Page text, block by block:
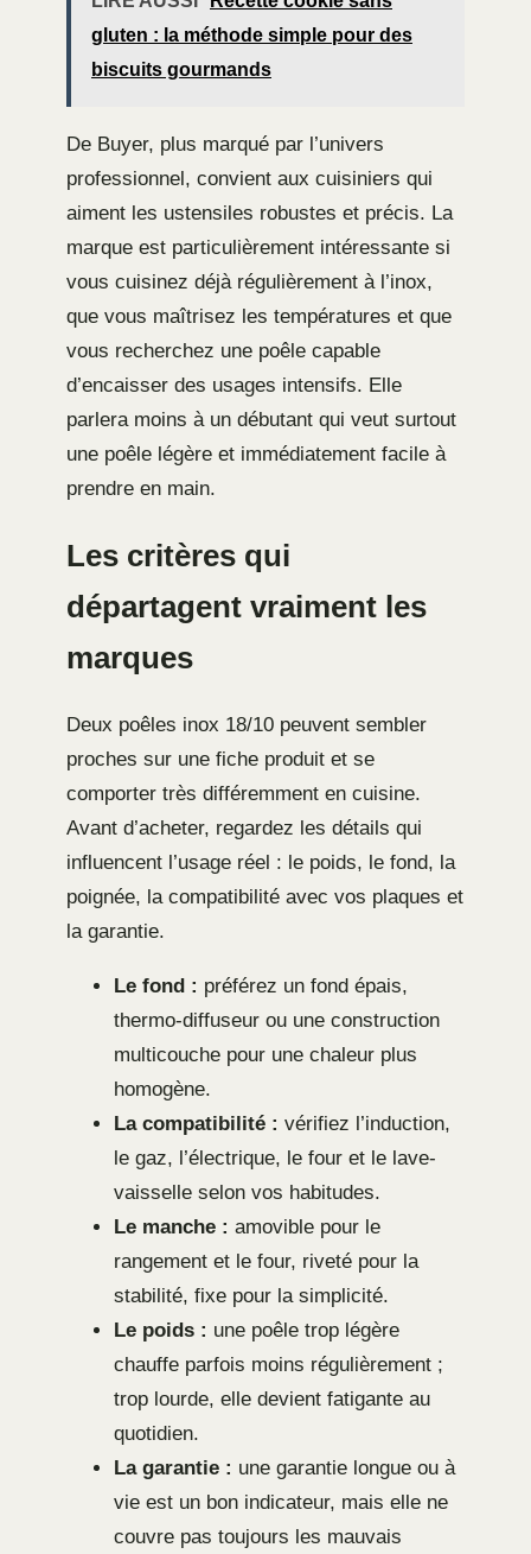
gluten : la méthode simple pour des
biscuits gourmands
De Buyer, plus marqué par l’univers
professionnel, convient aux cuisiniers qui
aiment les ustensiles robustes et précis. La
marque est particulièrement intéressante si
vous cuisinez déjà régulièrement à l’inox,
que vous maîtrisez les températures et que
vous recherchez une poêle capable
d’encaisser des usages intensifs. Elle
parlera moins à un débutant qui veut surtout
une poêle légère et immédiatement facile à
prendre en main.
Les critères qui
départagent vraiment les
marques
Deux poêles inox 18/10 peuvent sembler
proches sur une fiche produit et se
comporter très différemment en cuisine.
Avant d’acheter, regardez les détails qui
influencent l’usage réel : le poids, le fond, la
poignée, la compatibilité avec vos plaques et
la garantie.
Le fond : préférez un fond épais,
thermo-diffuseur ou une construction
multicouche pour une chaleur plus
homogène.
La compatibilité : vérifiez l’induction,
le gaz, l’électrique, le four et le lave-
vaisselle selon vos habitudes.
Le manche : amovible pour le
rangement et le four, riveté pour la
stabilité, fixe pour la simplicité.
Le poids : une poêle trop légère
chauffe parfois moins régulièrement ;
trop lourde, elle devient fatigante au
quotidien.
La garantie : une garantie longue ou à
vie est un bon indicateur, mais elle ne
couvre pas toujours les mauvais